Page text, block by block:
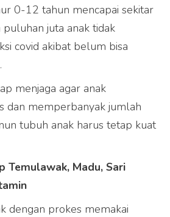
0-12 tahun mencapai sekitar
juta anak tidak
covid akibat belum bisa
menjaga agar anak
dan memperbanyak jumlah
tubuh anak harus tetap kuat
Temulawak, Madu, Sari
dengan prokes memakai